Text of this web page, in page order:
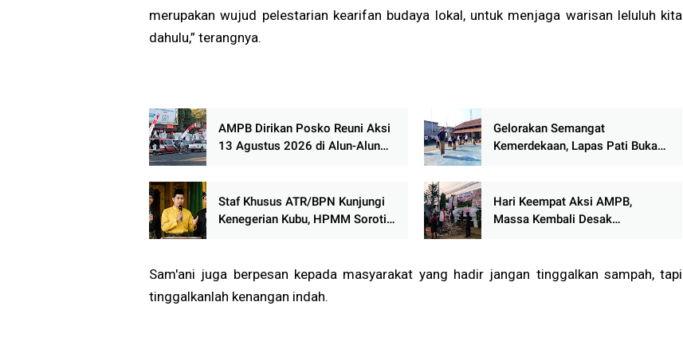
merupakan wujud pelestarian kearifan budaya lokal, untuk menjaga warisan leluluh kita
dahulu,” terangnya.
AMPB Dirikan Posko Reuni Aksi
13 Agustus 2026 di Alun-Alun
Gelorakan Semangat
Kemerdekaan, Lapas Pati Buka
Perlombaan
Staf Khusus ATR/BPN Kunjungi
Kenegerian Kubu, HPMM Soroti
Hari Keempat Aksi AMPB,
Massa Kembali Desak
Sam'ani juga berpesan kepada masyarakat yang hadir jangan tinggalkan sampah, tapi
tinggalkanlah kenangan indah.